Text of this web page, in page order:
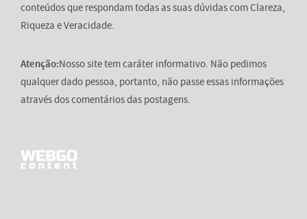
conteúdos que respondam todas as suas dúvidas com Clareza,
Riqueza e Veracidade.
Atenção:Nosso site tem caráter informativo. Não pedimos
qualquer dado pessoa, portanto, não passe essas informações
através dos comentários das postagens.